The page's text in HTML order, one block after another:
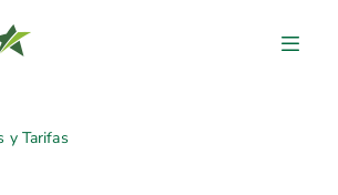
y Tarifas
y Tarifas